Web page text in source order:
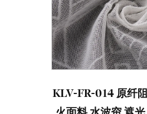
KLV-FR-014 原纤